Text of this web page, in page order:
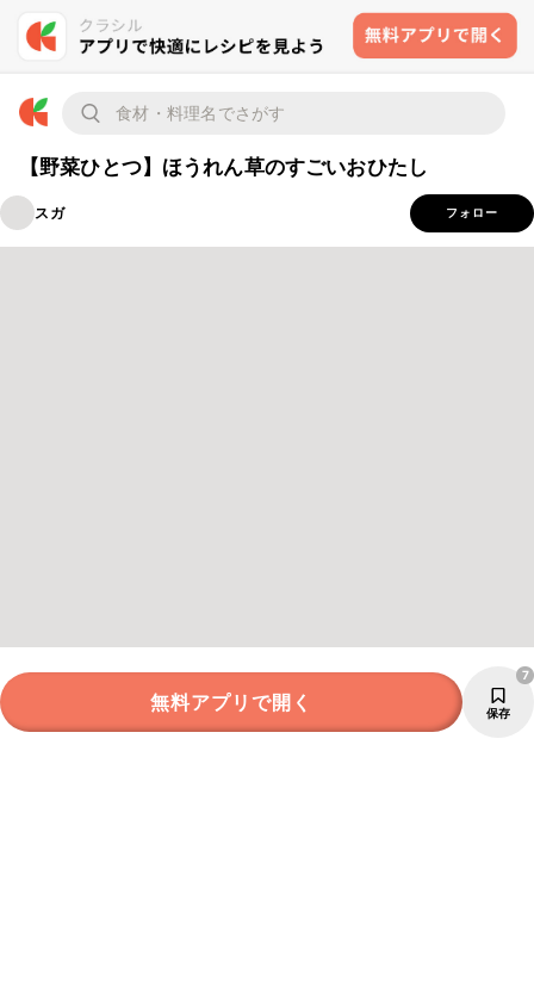
【野菜ひとつ】ほうれん草のすごいおひたし
スガ フォロー
無料アプリで開く 保存
7